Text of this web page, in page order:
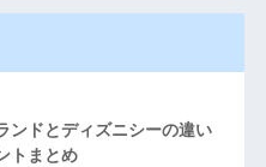
ンドとディズニシーの違い
トまとめ